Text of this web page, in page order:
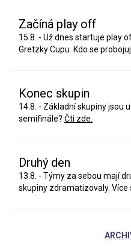
Začíná play off
15.8. - Už dnes startuje play
Gretzky Cupu. Kdo se
Konec skupin
14.8. - Základní skupiny jsou
semifinále? Čti zde.
Druhý den
13.8. - Týmy za sebou mají
skupiny zdramatizovaly. Více